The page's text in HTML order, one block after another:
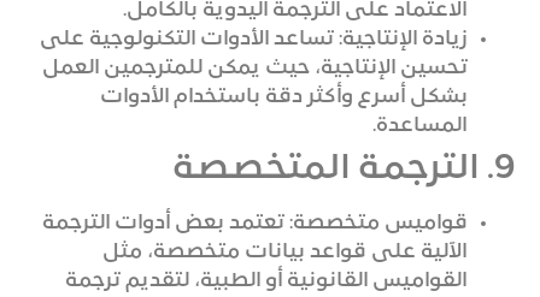
الاعتماد على الترجمة اليدوية بالكامل.
زيادة الإنتاجية: تساعد الأدوات التكنولوجية على
تحسين الإنتاجية، حيث يمكن للمترجمين العمل
بشكل أسرع وأكثر دقة باستخدام الأدوات
المساعدة.
9. الترجمة المتخصصة
قواميس متخصصة: تعتمد بعض أدوات الترجمة
الآلية على قواعد بيانات متخصصة، مثل
القواميس القانونية أو الطبية، لتقديم ترجمة